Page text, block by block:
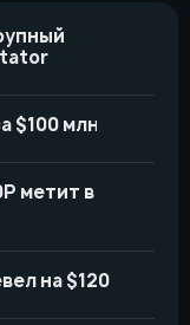
$100 млн
метит в
на $120